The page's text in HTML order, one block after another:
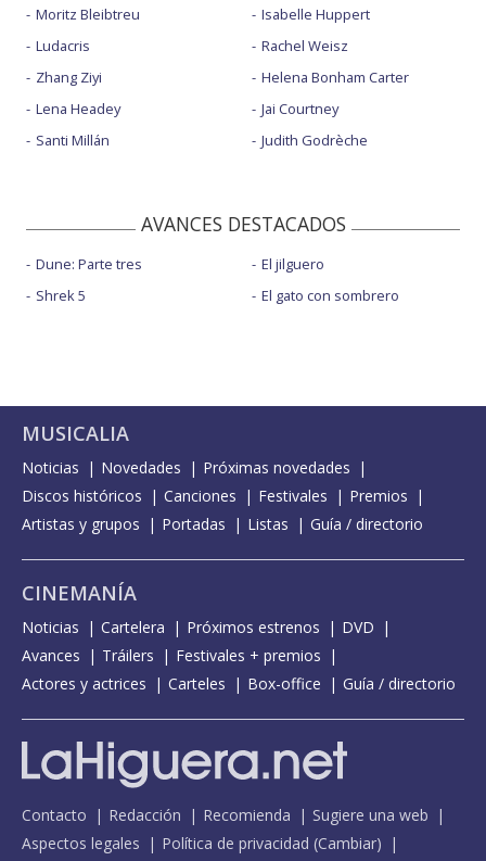
Moritz Bleibtreu
Ludacris
Zhang Ziyi
Lena Headey
Santi Millán
Isabelle Huppert
Rachel Weisz
Helena Bonham Carter
Jai Courtney
Judith Godrèche
AVANCES DESTACADOS
Dune: Parte tres
Shrek 5
El jilguero
El gato con sombrero
MUSICALIA
Noticias Novedades
Próximas novedades
Discos históricos
Canciones Festivales
Premios
Artistas y grupos
Portadas Listas Guía / directorio
CINEMANÍA
Noticias Cartelera Próximos estrenos
DVD
Avances
Tráilers
Festivales + premios
Actores y actrices
Carteles Box-office Guía / directorio
Contacto Redacción Recomienda
Sugiere una web
Aspectos legales
Política de privacidad (Cambiar)